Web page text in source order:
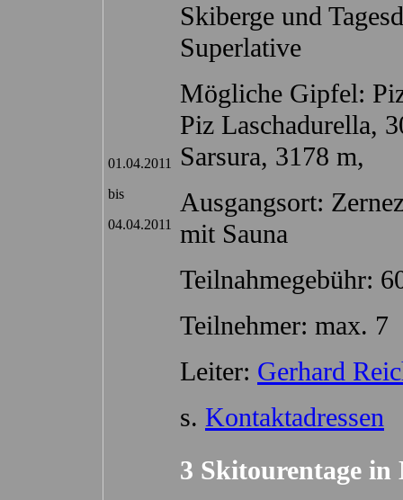
01.04.2011
bis
04.04.2011
Skiberge und
Superlative
Mögliche Gipfel:
Piz Laschadurella,
Sarsura, 3178 m,
Ausgangsort:
mit Sauna
Teilnahmegebühr:
Teilnehmer: max. 7
Leiter: Gerhard
s. Kontaktadressen
3 Skitourentage